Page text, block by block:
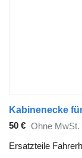
Kabinenecke
50 € Ohne MwSt.
Ersatzteile